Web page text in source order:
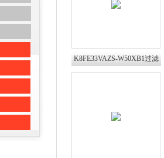
K8FE33VAZS-W50XB1过滤
器滤芯普优滤器